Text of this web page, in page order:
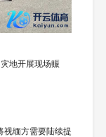
地开展现场赈
视缅方需要陆续提